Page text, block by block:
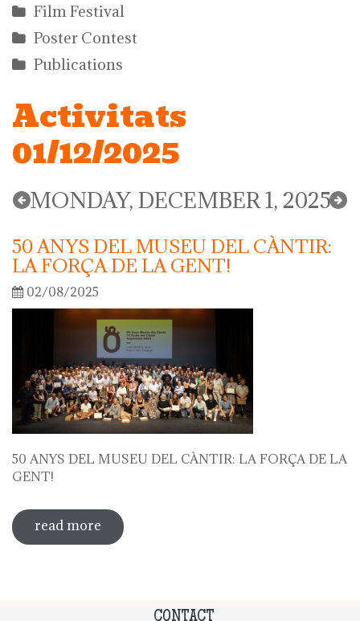
Film Festival
Poster Contest
Publications
Activitats
01/12/2025
MONDAY, DECEMBER 1, 2025
50 ANYS DEL MUSEU DEL CÀNTIR:
LA FORÇA DE LA GENT!
02/08/2025
50 ANYS DEL MUSEU DEL CÀNTIR: LA FORÇA DE LA
GENT!
read more about 50 anys del museu del càntir: la
força de la gent!
CONTACT